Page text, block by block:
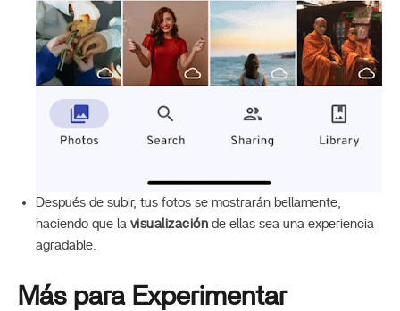
Después de subir, tus fotos se mostrarán bellamente,
haciendo que la visualización de ellas sea una experiencia
agradable.
Más para Experimentar